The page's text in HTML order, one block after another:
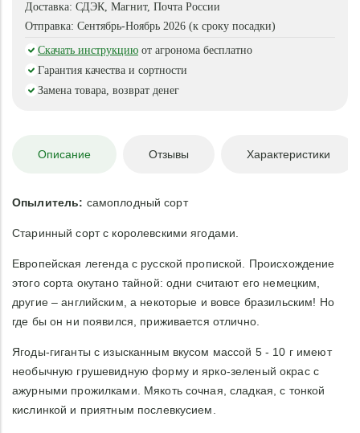
Доставка: СДЭК, Магнит, Почта России
Отправка: Сентябрь-Ноябрь 2026 (к сроку посадки)
Скачать инструкцию от агронома бесплатно
Гарантия качества и сортности
Замена товара, возврат денег
Описание Отзывы Характеристики
Опылитель: самоплодный сорт
Старинный сорт с королевскими ягодами.
Европейская легенда с русской пропиской. Происхождение
этого сорта окутано тайной: одни считают его немецким,
другие – английским, а некоторые и вовсе бразильским! Но
где бы он ни появился, приживается отлично.
Ягоды-гиганты с изысканным вкусом массой 5 - 10 г имеют
необычную грушевидную форму и ярко-зеленый окрас с
ажурными прожилками. Мякоть сочная, сладкая, с тонкой
кислинкой и приятным послевкусием.